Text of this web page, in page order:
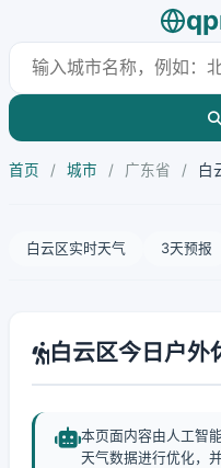
首页 / 城市 / 广东省 / 白
白云区实时天气 3天预报
白云区今日户外
本页面内容由人工智
天气数据进行优化，